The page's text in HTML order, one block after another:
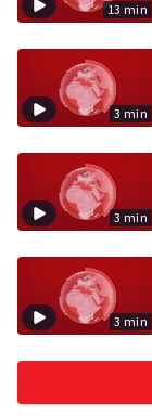
13 min
3 min
3 min
3 min